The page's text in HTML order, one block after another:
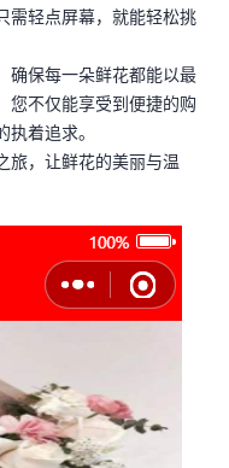
需轻点屏幕，就能轻松挑
保每一朵鲜花都能以最
您不仅能享受到便捷的购
着追求。
，让鲜花的美丽与温